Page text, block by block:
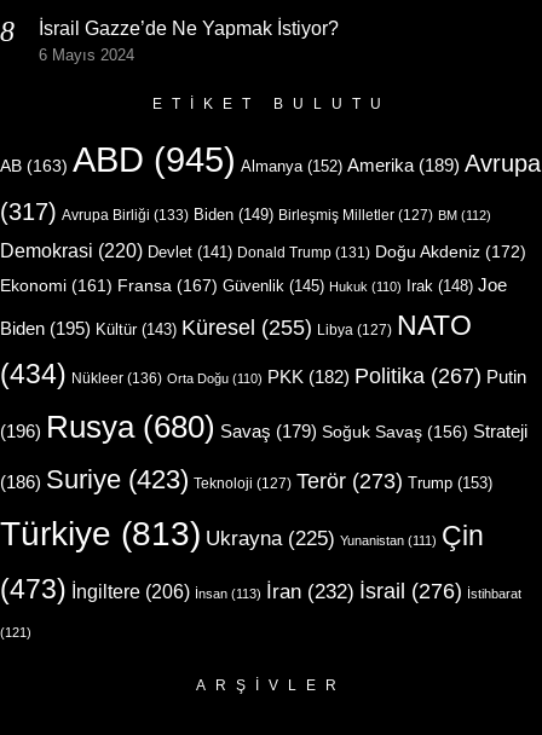
İsrail Gazze’de Ne Yapmak İstiyor?
6 Mayıs 2024
ETIKET BULUTU
AB (163) ABD (945) Almanya(152) Amerika (189) Avrupa
(317) Avrupa Birliği (133) Biden (149) Birleşmiş Milletler (127) BM (112)
Demokrasi (220) Devlet (141) Donald Trump (131) Doğu Akdeniz (172)
Ekonomi (161) Fransa (167) Güvenlik (145) Hukuk (110) Irak (148) Joe
Biden (195) Kültür(143) Küresel (255) Libya (127) NATO
(434) Nükleer (136) Orta Doğu (110) PKK (182) Politika (267) Putin
(196) Rusya(680) Savaş (179) Soğuk Savaş (156) Strateji
(186) Suriye (423) Teknoloji (127) Terör (273) Trump (153)
Türkiye (813) Ukrayna(225) Yunanistan (111) Çin
(473) İngiltere (206) İnsan (113) İran (232) İsrail (276) İstihbarat
(121)
ARŞIVLER